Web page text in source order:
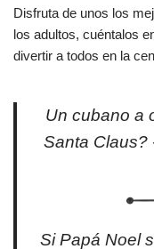
Disfruta de unos los
los adultos, cuéntalos
divertir a todos en la
Un cubano a
Santa Claus?
Si Papá Noel